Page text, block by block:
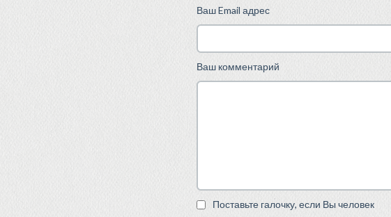
Ваш Email адрес
Ваш комментарий
Поставьте галочку, если Вы человек